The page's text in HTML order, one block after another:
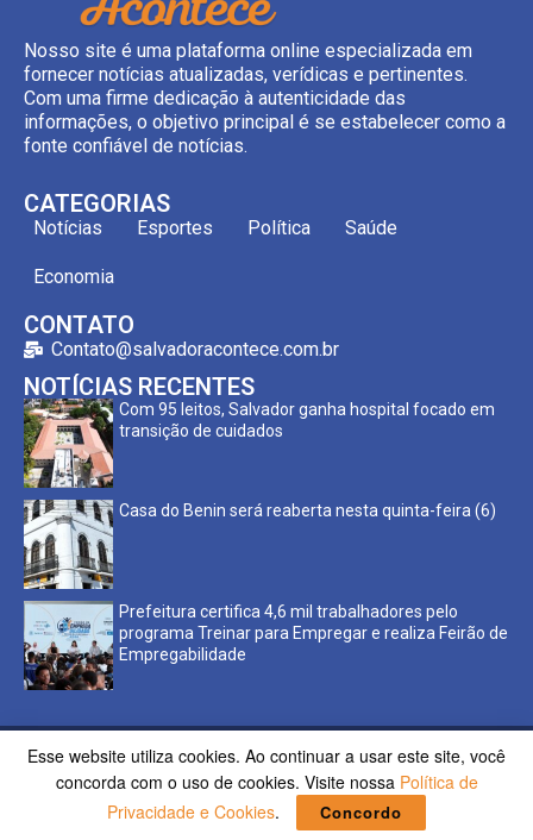
Nosso site é uma plataforma online especializada em
fornecer notícias atualizadas, verídicas e pertinentes.
Com uma firme dedicação à autenticidade das
informações, o objetivo principal é se estabelecer como a
fonte confiável de notícias.
CATEGORIAS
Notícias Esportes Política Saúde
Economia
CONTATO
Contato@salvadoracontece.com.br
NOTÍCIAS RECENTES
Com 95 leitos, Salvador ganha hospital focado em
transição de cuidados
Casa do Benin será reaberta nesta quinta-feira (6)
Prefeitura certifica 4,6 mil trabalhadores pelo
programa Treinar para Empregar e realiza Feirão de
Empregabilidade
Copyright ©2023 Salvador Acontece. Todos os direitos
reservados | Desenvolvido porPoppy Sites.
Esse website utiliza cookies. Ao continuar a usar este site, você
concorda com o uso de cookies. Visite nossa Política de
Privacidade e Cookies. Concordo